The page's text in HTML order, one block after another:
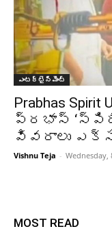
ఎంటర్టైన్మెంట్
Prabhas
ప్రభాస్
వివరాలు
Vishnu Teja - Wednesday,
MOST READ